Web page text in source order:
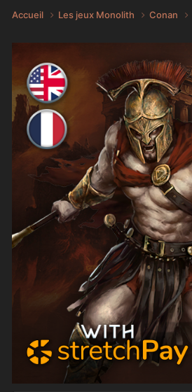
Accueil Les jeux Monolith Conan